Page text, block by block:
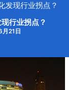
发现行业拐点？
行业拐点？
21日